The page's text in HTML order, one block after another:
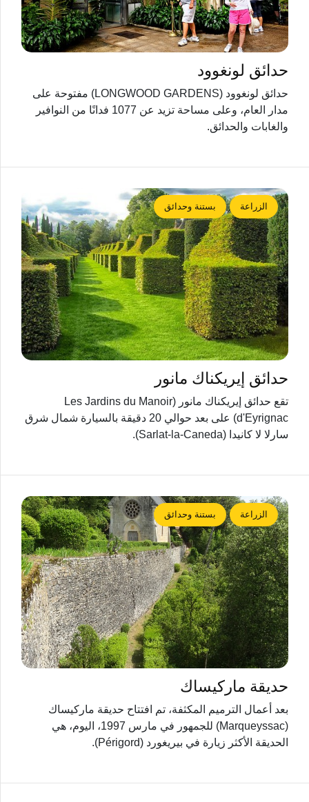
حدائق لونغوود
حدائق لونغوود (LONGWOOD GARDENS) مفتوحة على
مدار العام، وعلى مساحة تزيد عن 1077 فدانًا من النوافير
والغابات والحدائق.
الزراعة بستنة وحدائق
حدائق إيريكناك مانور
تقع حدائق إيريكناك مانور (Les Jardins du Manoir
d'Eyrignac) على بعد حوالي 20 دقيقة بالسيارة شمال شرق
سارلا لا كانيدا (Sarlat-la-Caneda).
الزراعة بستنة وحدائق
حديقة ماركيساك
بعد أعمال الترميم المكثفة، تم افتتاح حديقة ماركيساك
(Marqueyssac) للجمهور في مارس 1997، اليوم، هي
الحديقة الأكثر زيارة في بيريغورد (Périgord).